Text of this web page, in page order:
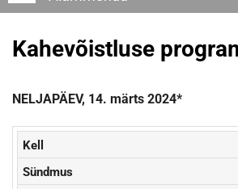
Kahevõistluse
NELJAPÄEV, 14. märts 2024*